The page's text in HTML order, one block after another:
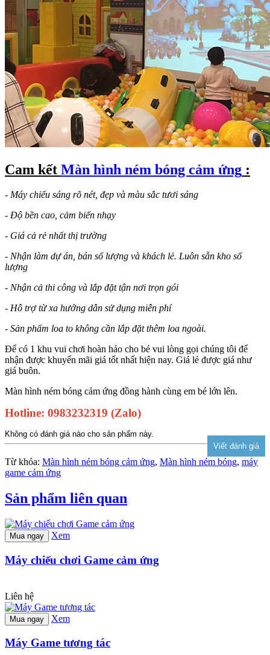
Cam kết Màn hình ném bóng cảm ứng :
- Máy chiếu sáng rõ nét, đẹp và màu sắc tươi sáng
- Độ bền cao, cảm biến nhạy
- Giá cả rẻ nhất thị trường
- Nhận làm dự án, bán số lượng và khách lẻ. Luôn sẵn kho số
lượng
- Nhận cả thi công và lắp đặt tận nơi trọn gói
- Hỗ trợ từ xa hướng dẫn sử dụng miễn phí
- Sản phẩm loa to không cần lắp đặt thêm loa ngoài.
Để có 1 khu vui chơi hoàn hảo cho bé vui lòng gọi chúng tôi để
nhận được khuyến mãi giá tốt nhất hiện nay. Giá lẻ được giá như
giá buôn.
Màn hình ném bóng cảm ứng đồng hành cùng em bé lớn lên.
Hotline: 0983232319 (Zalo)
Không có đánh giá nào cho sản phẩm này.
Từ khóa: Màn hình ném bóng cảm ứng, Màn hình ném bóng, máy
game cảm ứng
Sản phẩm liên quan
Mua ngay Xem
Máy chiếu chơi Game cảm ứng
Liên hệ
Mua ngay Xem
Máy Game tương tác